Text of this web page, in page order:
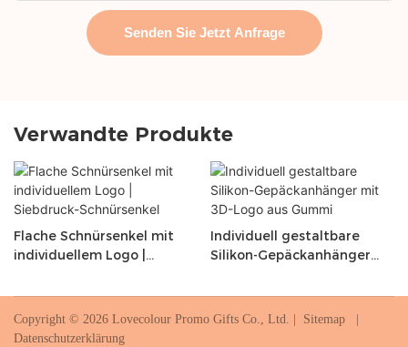
Senden Sie Jetzt Anfrage
Verwandte Produkte
Flache Schnürsenkel mit
individuellem Logo |
Individuell gestaltbare
Silikon-Gepäckanhänger
Copyright © 2026 Lovecolour Promo Gifts Co., Ltd. | Sitemap
|
Datenschutzerklärung